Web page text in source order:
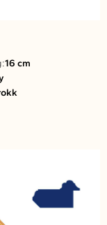
16 cm